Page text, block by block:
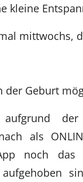
kleine
mittwochs,
der Geburt
aufgrund
als
noch das
aufgehoben